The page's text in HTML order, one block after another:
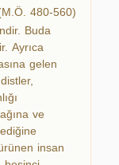
480-560)
Buda
Ayrıca
gelen
ve
insan